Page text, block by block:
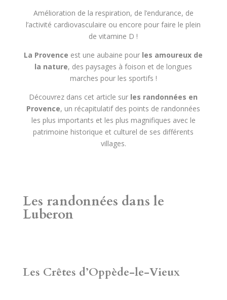
Amélioration de la respiration, de l’endurance, de
l’activité cardiovasculaire ou encore pour faire le plein
de vitamine D !
La Provence est une aubaine pour les amoureux de
la nature, des paysages à foison et de longues
marches pour les sportifs !
Découvrez dans cet article sur les randonnées en
Provence, un récapitulatif des points de randonnées
les plus importants et les plus magnifiques avec le
patrimoine historique et culturel de ses différents
villages.
Les randonnées dans le
Luberon
Les Crêtes d’Oppède-le-Vieux